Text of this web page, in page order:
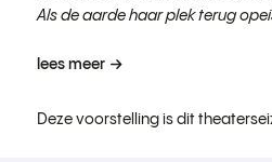
Als de aarde haar plek terug
lees meer
Deze voorstelling is dit